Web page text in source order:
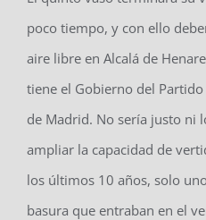
poco tiempo, y con ello
aire libre en Alcalá de
tiene el Gobierno del
de Madrid. No sería justo ni
ampliar la capacidad de
los últimos 10 años, solo
basura que entraban en el